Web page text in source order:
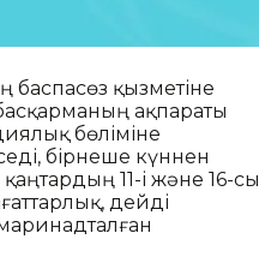
баспасөз қызметіне
ақпараты
бөліміне
бірнеше күннен
11-і және 16-сы
дейді